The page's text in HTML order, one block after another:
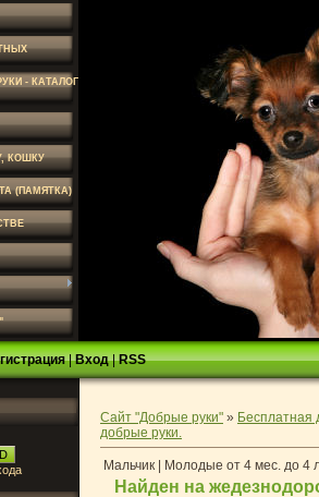
- КАТАЛОГ
КОШКУ
(ПАМЯТКА)
|Вход|RSS
Сайт "Добрые руки" » Бесплатная
добрые руки.
Мальчик | Молодые от 4 мес. до 4
Найден на